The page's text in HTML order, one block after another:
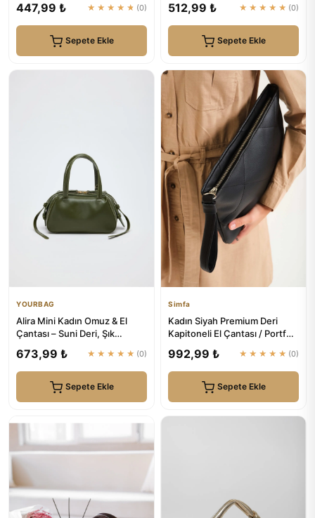
447,99 ₺ ★★★★★ (0)
Sepete Ekle
512,99 ₺ ★★★★★ (0)
Sepete Ekle
YOURBAG
Alira Mini Kadın Omuz & El
Çantası – Suni Deri, Şık
673,99 ₺ ★★★★★ (0)
Sepete Ekle
Simfa
Kadın Siyah Premium Deri
Kapitoneli El Çantası / Portföy
992,99 ₺ ★★★★★ (0)
Sepete Ekle